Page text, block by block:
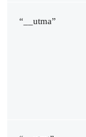
“__utma”